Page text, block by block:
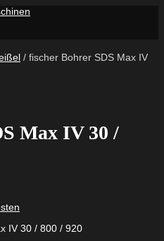
/ fischer Bohrer SDS Max IV
Max IV 30 /
IV 30 / 800 / 920